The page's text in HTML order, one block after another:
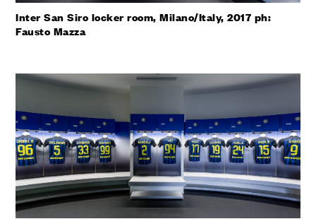
Inter San Siro locker room, Milano/Italy, 2017 ph:
Fausto Mazza